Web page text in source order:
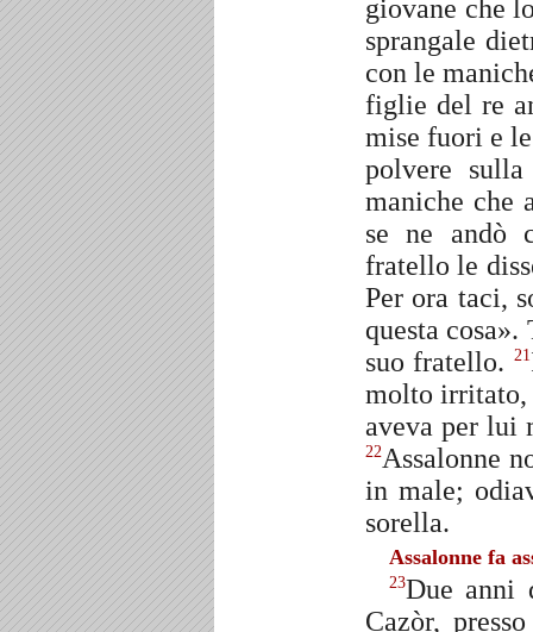
giovane che
sprangale
con le
figlie del re
mise fuori e
polvere
maniche che
se ne andò
fratello le
Per ora taci,
questa cosa».
suo fratello. 21
molto irritato,
aveva per lui
22Assalonne
in male;
sorella.
Assalonne fa
23Due anni
Cazòr,